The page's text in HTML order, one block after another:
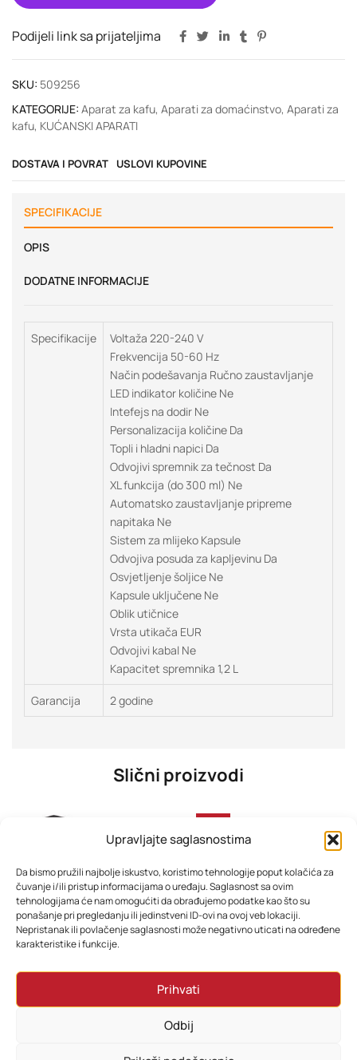
Upravljajte saglasnostima
Da bismo pružili najbolje iskustvo, koristimo tehnologije poput kolačića za
čuvanje i/ili pristup informacijama o uređaju. Saglasnost sa ovim
tehnologijama će nam omogućiti da obrađujemo podatke kao što su
ponašanje pri pregledanju ili jedinstveni ID-ovi na ovoj veb lokaciji.
Nepristanak ili povlačenje saglasnosti može negativno uticati na određene
karakteristike i funkcije.
Prihvati
Odbij
Podijeli link sa prijateljima
SKU: 509256
KATEGORIJE: Aparat za kafu, Aparati za domaćinstvo, Aparati za
kafu, KUĆANSKI APARATI
DOSTAVA I POVRAT USLOVI KUPOVINE
SPECIFIKACIJE
OPIS
DODATNE INFORMACIJE
Specifikacije
Voltaža 220-240 V
Frekvencija 50-60 Hz
Način podešavanja Ručno zaustavljanje
LED indikator količine Ne
Intefejs na dodir Ne
Personalizacija količine Da
Topli i hladni napici Da
Odvojivi spremnik za tečnost Da
XL funkcija (do 300 ml) Ne
Automatsko zaustavljanje pripreme
napitaka Ne
Sistem za mlijeko Kapsule
Odvojiva posuda za kapljevinu Da
Osvjetljenje šoljice Ne
Kapsule uključene Ne
Oblik utičnice
Vrsta utikača EUR
Odvojivi kabal Ne
Kapacitet spremnika 1,2 L
Garancija 2 godine
Slični proizvodi
-33%